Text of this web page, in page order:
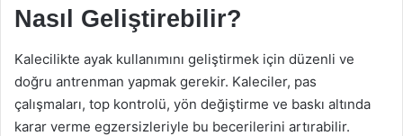
Nasıl Geliştirebilir?
Kalecilikte ayak kullanımını geliştirmek için düzenli ve
doğru antrenman yapmak gerekir. Kaleciler, pas
çalışmaları, top kontrolü, yön değiştirme ve baskı altında
karar verme egzersizleriyle bu becerilerini artırabilir.